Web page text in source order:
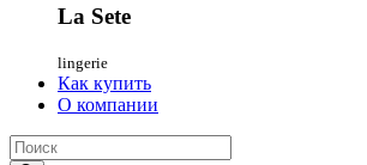
La Sete
lingerie
Как купить
О компании